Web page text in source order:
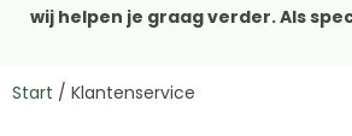
wij helpen je graag verder. Als
magneten tot decoratieve
bieden we niet alleen
Start / Klantenservice